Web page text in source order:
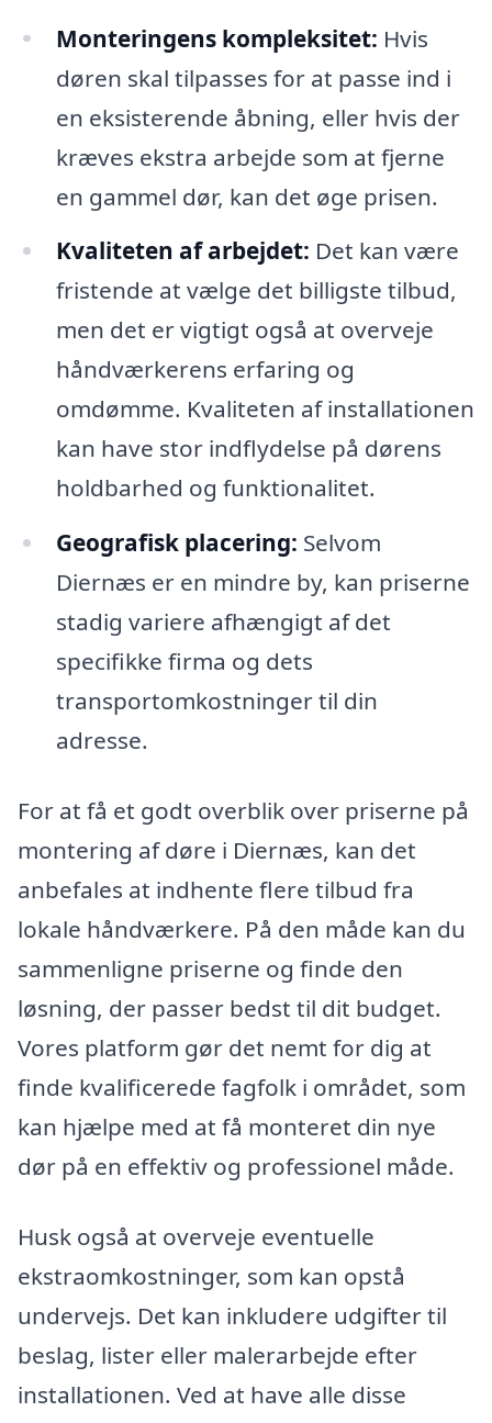
Monteringens kompleksitet: Hvis
døren skal tilpasses for at passe ind i
en eksisterende åbning, eller hvis der
kræves ekstra arbejde som at fjerne
en gammel dør, kan det øge prisen.
Kvaliteten af arbejdet: Det kan være
fristende at vælge det billigste tilbud,
men det er vigtigt også at overveje
håndværkerens erfaring og
omdømme. Kvaliteten af installationen
kan have stor indflydelse på dørens
holdbarhed og funktionalitet.
Geografisk placering: Selvom
Diernæs er en mindre by, kan priserne
stadig variere afhængigt af det
specifikke firma og dets
transportomkostninger til din
adresse.
For at få et godt overblik over priserne på
montering af døre i Diernæs, kan det
anbefales at indhente flere tilbud fra
lokale håndværkere. På den måde kan du
sammenligne priserne og finde den
løsning, der passer bedst til dit budget.
Vores platform gør det nemt for dig at
finde kvalificerede fagfolk i området, som
kan hjælpe med at få monteret din nye
dør på en effektiv og professionel måde.
Husk også at overveje eventuelle
ekstraomkostninger, som kan opstå
undervejs. Det kan inkludere udgifter til
beslag, lister eller malerarbejde efter
installationen. Ved at have alle disse